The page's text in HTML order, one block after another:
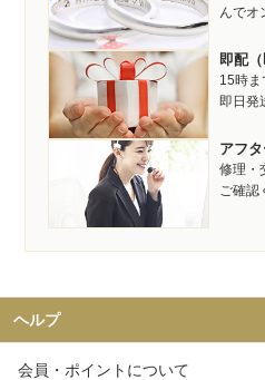
んでオ
即配（
15時ま
即日発
アフ
修理・
ご確認
ヘルプ
会員・ポイントについて